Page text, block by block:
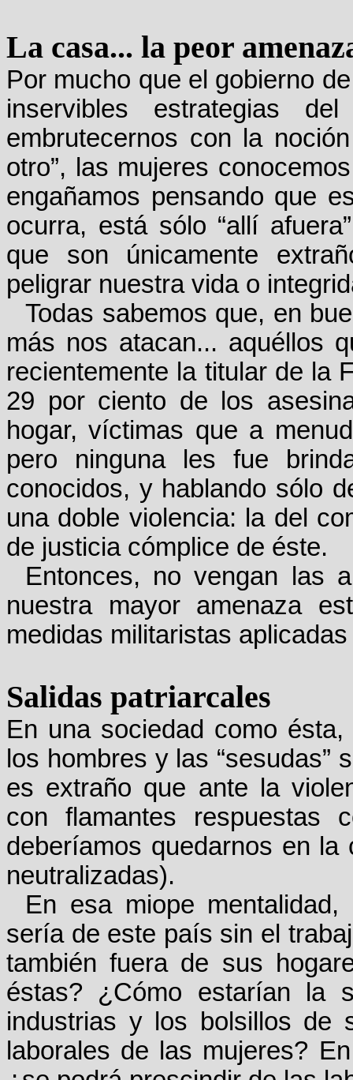
La casa... la peor
Por mucho que el gobierno
inservibles estrategias
embrutecernos con la
otro”, las mujeres
engañamos pensando que
ocurra, está sólo “allí
que son únicamente
peligrar nuestra vida o
Todas sabemos que, en
más nos atacan... aquéllos
recientemente la titular de la
29 por ciento de los
hogar, víctimas que a
pero ninguna les fue
conocidos, y hablando sólo
una doble violencia: la del
de justicia cómplice de éste.
Entonces, no vengan las
nuestra mayor amenaza
medidas militaristas
Salidas patriarcales
En una sociedad como
los hombres y las “sesudas”
es extraño que ante la
con flamantes respuestas
deberíamos quedarnos en
neutralizadas).
En esa miope
sería de este país sin el
también fuera de sus
éstas? ¿Cómo estarían la
industrias y los bolsillos de
laborales de las mujeres?